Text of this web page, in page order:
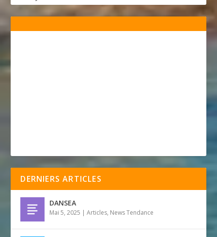
DERNIERS ARTICLES
DANSEA
Mai 5, 2025 |Articles, News Tendance